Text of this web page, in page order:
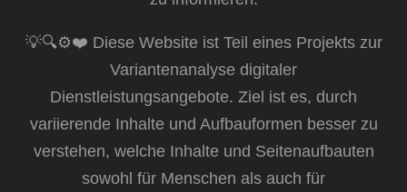
💡🔍⚙️❤️ Diese Website ist Teil eines Projekts zur
Variantenanalyse digitaler
Dienstleistungsangebote. Ziel ist es, durch
variierende Inhalte und Aufbauformen besser zu
verstehen, welche Inhalte und Seitenaufbauten
sowohl für Menschen als auch für